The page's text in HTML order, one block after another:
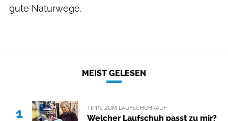
gute Naturwege.
MEIST GELESEN
1 TIPPS ZUM LAUFSCHUHKAUF
Welcher Laufschuh passt zu mir?